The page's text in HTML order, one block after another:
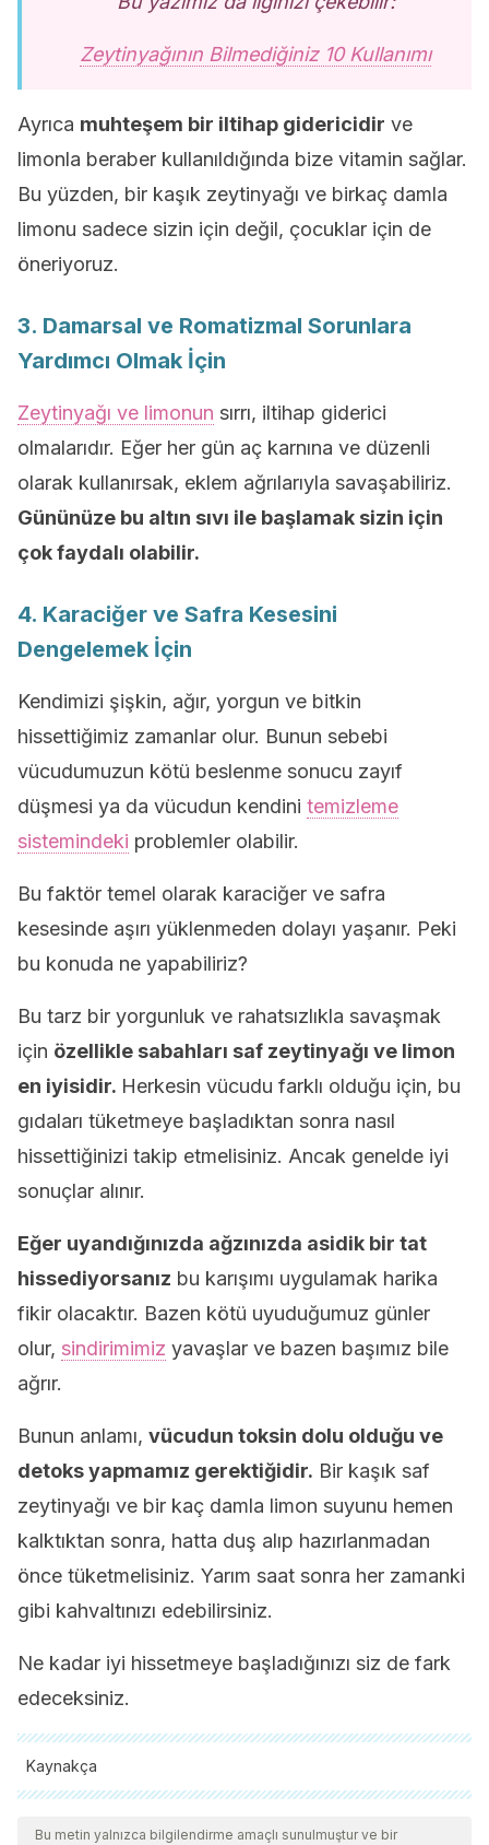
Zeytinyağının Bilmediğiniz 10 Kullanımı
Ayrıca muhteşem bir iltihap gidericidir ve
limonla beraber kullanıldığında bize vitamin sağlar.
Bu yüzden, bir kaşık zeytinyağı ve birkaç damla
limonu sadece sizin için değil, çocuklar için de
öneriyoruz.
3. Damarsal ve Romatizmal Sorunlara
Yardımcı Olmak İçin
Zeytinyağı ve limonun sırrı, iltihap giderici
olmalarıdır. Eğer her gün aç karnına ve düzenli
olarak kullanırsak, eklem ağrılarıyla savaşabiliriz.
Gününüze bu altın sıvı ile başlamak sizin için
çok faydalı olabilir.
4. Karaciğer ve Safra Kesesini
Dengelemek İçin
Kendimizi şişkin, ağır, yorgun ve bitkin
hissettiğimiz zamanlar olur. Bunun sebebi
vücudumuzun kötü beslenme sonucu zayıf
düşmesi ya da vücudun kendini temizleme
sistemindeki problemler olabilir.
Bu faktör temel olarak karaciğer ve safra
kesesinde aşırı yüklenmeden dolayı yaşanır. Peki
bu konuda ne yapabiliriz?
Bu tarz bir yorgunluk ve rahatsızlıkla savaşmak
için özellikle sabahları saf zeytinyağı ve limon
en iyisidir. Herkesin vücudu farklı olduğu için, bu
gıdaları tüketmeye başladıktan sonra nasıl
hissettiğinizi takip etmelisiniz. Ancak genelde iyi
sonuçlar alınır.
Eğer uyandığınızda ağzınızda asidik bir tat
hissediyorsanız bu karışımı uygulamak harika
fikir olacaktır. Bazen kötü uyuduğumuz günler
olur, sindirimimiz yavaşlar ve bazen başımız bile
ağrır.
Bunun anlamı, vücudun toksin dolu olduğu ve
detoks yapmamız gerektiğidir. Bir kaşık saf
zeytinyağı ve bir kaç damla limon suyunu hemen
kalktıktan sonra, hatta duş alıp hazırlanmadan
önce tüketmelisiniz. Yarım saat sonra her zamanki
gibi kahvaltınızı edebilirsiniz.
Ne kadar iyi hissetmeye başladığınızı siz de fark
edeceksiniz.
Kaynakça
Tüm alıntı yapılan kaynaklar, kalitelerini, güvenilirliklerini,
güncelliklerini ve geçerliliklerini sağlamak için ekibimiz
Bu metin yalnızca bilgilendirme amaçlı sunulmuştur ve bir